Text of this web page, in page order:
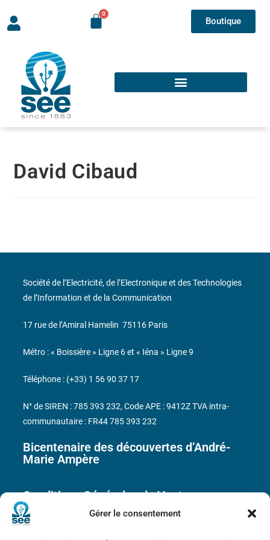
Gérer le consentement
Boutique
David Cibaud
Bicentenaire des découvertes d’André-
Marie Ampère
Conditions Générales de Vente
Société de l’Electricité, de l’Electronique et des Technologies
de l’Information et de la Communication
17 rue de l’Amiral Hamelin 75116 Paris
Métro : « Boissière » Ligne 6 et « Iéna » Ligne 9
Téléphone : (+33) 1 56 90 37 17
N° de SIREN : 785 393 232, Code APE : 9412Z TVA intra-
communautaire : FR44 785 393 232